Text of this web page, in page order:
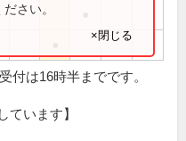
さい。
×閉じる
付は16時半までです。
ています】